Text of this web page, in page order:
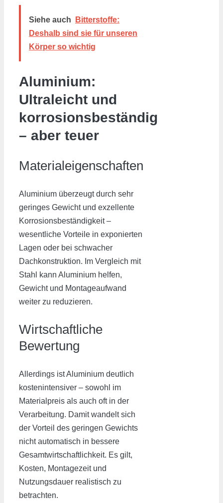
Siehe auch
Bitterstoffe:
Deshalb sind sie für unseren
Körper so wichtig
Aluminium:
Ultraleicht und
korrosionsbeständig
– aber teuer
Materialeigenschaften
Aluminium überzeugt durch sehr
geringes Gewicht und exzellente
Korrosionsbeständigkeit –
wesentliche Vorteile in exponierten
Lagen oder bei schwacher
Dachkonstruktion. Im Vergleich mit
Stahl kann Aluminium helfen,
Gewicht und Montageaufwand
weiter zu reduzieren.
Wirtschaftliche
Bewertung
Allerdings ist Aluminium deutlich
kostenintensiver – sowohl im
Materialpreis als auch oft in der
Verarbeitung. Damit wandelt sich
der Vorteil des geringen Gewichts
nicht automatisch in bessere
Gesamtwirtschaftlichkeit. Es gilt,
Kosten, Montagezeit und
Nutzungsdauer realistisch zu
betrachten.